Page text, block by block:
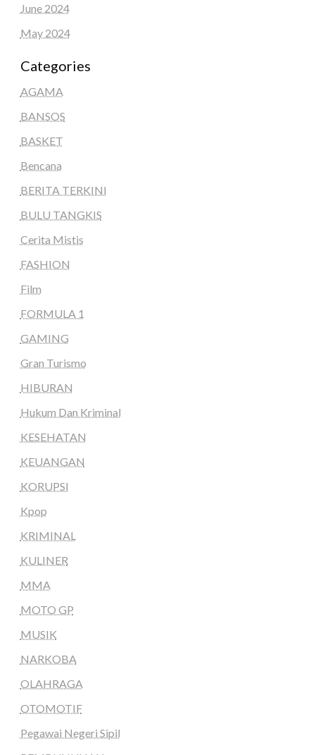
June 2024
May 2024
Categories
AGAMA
BANSOS
BASKET
Bencana
BERITA TERKINI
BULU TANGKIS
Cerita Mistis
FASHION
Film
FORMULA 1
GAMING
Gran Turismo
HIBURAN
Hukum Dan Kriminal
KESEHATAN
KEUANGAN
KORUPSI
Kpop
KRIMINAL
KULINER
MMA
MOTO GP
MUSIK
NARKOBA
OLAHRAGA
OTOMOTIF
Pegawai Negeri Sipil